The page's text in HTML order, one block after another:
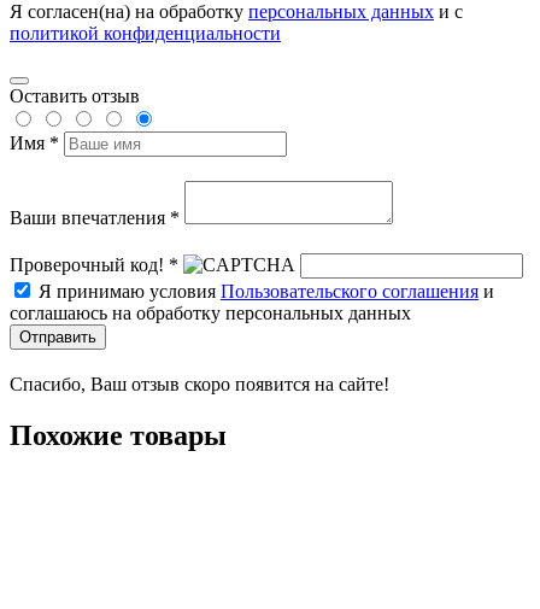
Я согласен(на) на обработку персональных данных и с
политикой конфиденциальности
Оставить отзыв
Имя *
Ваши впечатления *
Проверочный код! *
Я принимаю условия Пользовательского соглашения и
соглашаюсь на обработку персональных данных
Отправить
Спасибо, Ваш отзыв скоро появится на сайте!
Похожие товары